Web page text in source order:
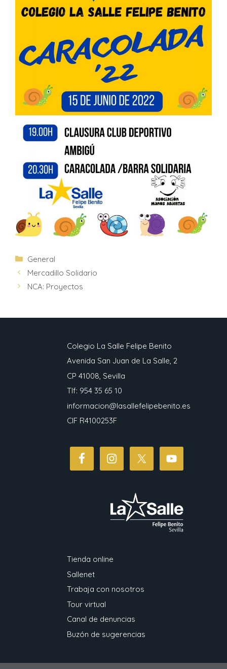
General
Mercadillo Solidario
NCA: Proyectos
Colegio La Salle Felipe Benito
Avenida San Juan de La Salle, 2
CP 41008, Sevilla
Tlf: 954 35 65 10
informacion@lasallefelipebenito.es
CIF R4100253F
Tienda online
Sallenet
Trabaja con nosotros
Tour virtual
Canal de denuncias
Buzón de sugerencias